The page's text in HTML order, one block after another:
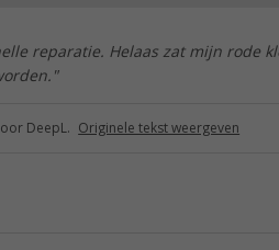
reparatie. Helaas zat mijn rode
DeepL. Originele tekst weergeven